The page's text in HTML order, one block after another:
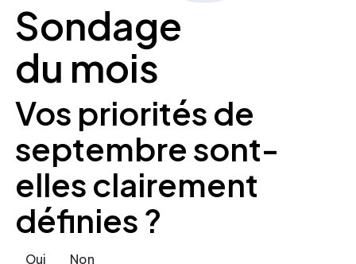
Sondage
du mois
Vos priorités de
septembre sont-
elles clairement
définies ?
Oui Non